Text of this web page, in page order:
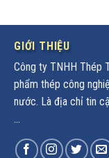
GIỚI THIỆU
Công ty TNHH Thép
phẩm thép công
nước. Là địa chỉ tin
...